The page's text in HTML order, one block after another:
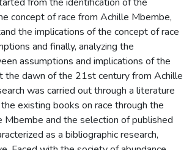
concept of race from Achille Mbembe,
the implications of the concept of race
and finally, analyzing the
assumptions and implications of the
the dawn of the 21st century from Achille
was carried out through a literature
existing books on race through the
Mbembe and the selection of published
as a bibliographic research,